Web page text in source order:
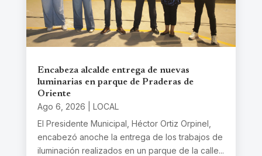
Encabeza alcalde entrega de nuevas
luminarias en parque de Praderas de
Oriente
Ago 6, 2026
LOCAL
El Presidente Municipal, Héctor Ortiz Orpinel,
encabezó anoche la entrega de los trabajos de
iluminación realizados en un parque de la calle...